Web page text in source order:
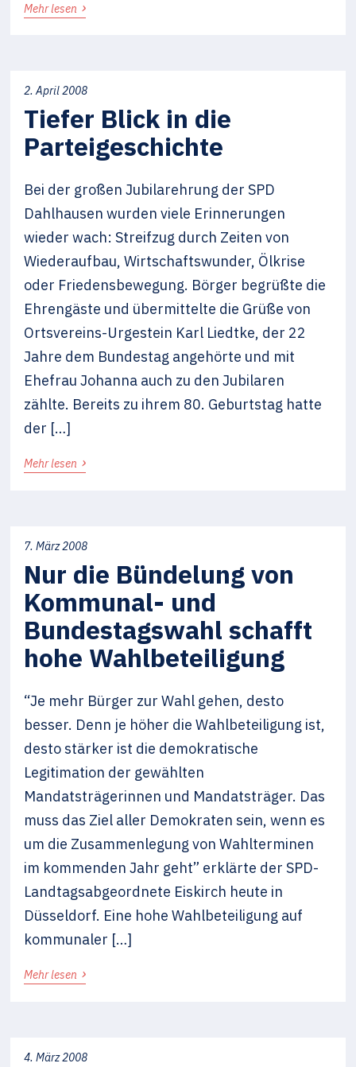
Mehr lesen ›
2. April 2008
Tiefer Blick in die
Parteigeschichte
Bei der großen Jubilarehrung der SPD
Dahlhausen wurden viele Erinnerungen
wieder wach: Streifzug durch Zeiten von
Wiederaufbau, Wirtschaftswunder, Ölkrise
oder Friedensbewegung. Börger begrüßte die
Ehrengäste und übermittelte die Grüße von
Ortsvereins-Urgestein Karl Liedtke, der 22
Jahre dem Bundestag angehörte und mit
Ehefrau Johanna auch zu den Jubilaren
zählte. Bereits zu ihrem 80. Geburtstag hatte
der […]
Mehr lesen ›
7. März 2008
Nur die Bündelung von
Kommunal- und
Bundestagswahl schafft
hohe Wahlbeteiligung
“Je mehr Bürger zur Wahl gehen, desto
besser. Denn je höher die Wahlbeteiligung ist,
desto stärker ist die demokratische
Legitimation der gewählten
Mandatsträgerinnen und Mandatsträger. Das
muss das Ziel aller Demokraten sein, wenn es
um die Zusammenlegung von Wahlterminen
im kommenden Jahr geht” erklärte der SPD-
Landtagsabgeordnete Eiskirch heute in
Düsseldorf. Eine hohe Wahlbeteiligung auf
kommunaler […]
Mehr lesen ›
4. März 2008